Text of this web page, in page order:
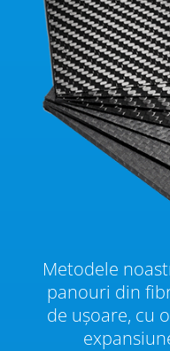
Metodele
panouri din
de ușoare, cu